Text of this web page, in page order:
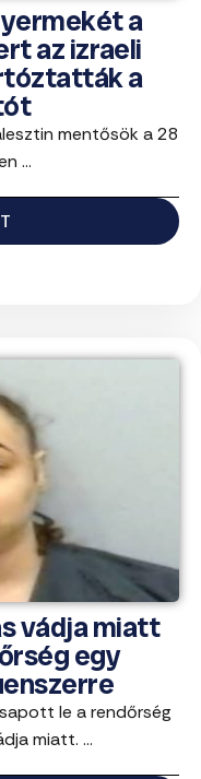
a
az izraeli
a
mentősök a 28
...
vádja miatt
egy
le a rendőrség
miatt. ...